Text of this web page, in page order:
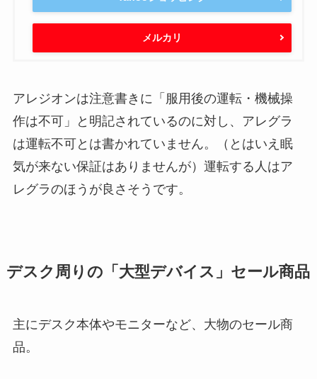
メルカリ
アレジオンは注意書きに「服用後の運転・機械操
作は不可」と明記されているのに対し、アレグラ
は運転不可とは書かれていません。（とはいえ眠
気が来ない保証はありませんが）運転する人はア
レグラのほうが良さそうです。
デスク周りの「大型デバイス」セール商品
主にデスク本体やモニターなど、大物のセール商
品。